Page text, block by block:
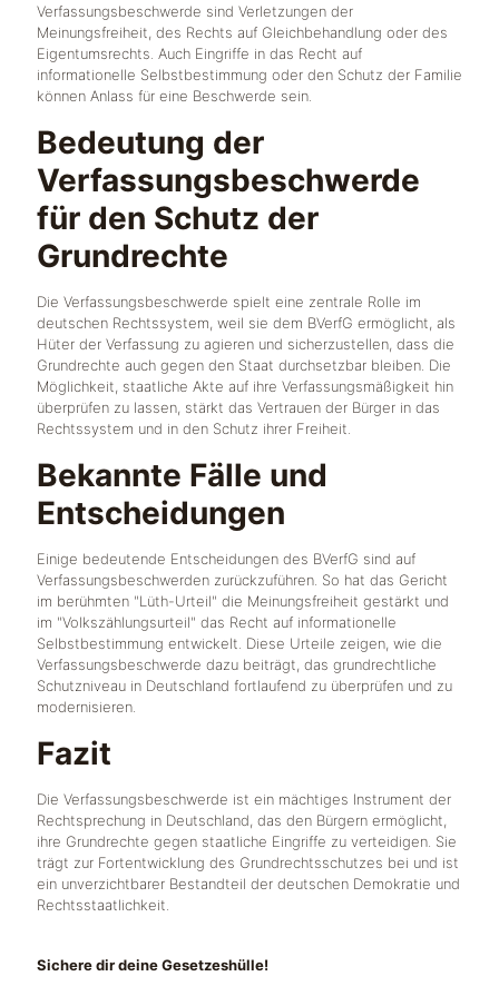
Verfassungsbeschwerde sind Verletzungen der
Meinungsfreiheit, des Rechts auf Gleichbehandlung oder des
Eigentumsrechts. Auch Eingriffe in das Recht auf
informationelle Selbstbestimmung oder den Schutz der Familie
können Anlass für eine Beschwerde sein.
Bedeutung der
Verfassungsbeschwerde
für den Schutz der
Grundrechte
Die Verfassungsbeschwerde spielt eine zentrale Rolle im
deutschen Rechtssystem, weil sie dem BVerfG ermöglicht, als
Hüter der Verfassung zu agieren und sicherzustellen, dass die
Grundrechte auch gegen den Staat durchsetzbar bleiben. Die
Möglichkeit, staatliche Akte auf ihre Verfassungsmäßigkeit hin
überprüfen zu lassen, stärkt das Vertrauen der Bürger in das
Rechtssystem und in den Schutz ihrer Freiheit.
Bekannte Fälle und
Entscheidungen
Einige bedeutende Entscheidungen des BVerfG sind auf
Verfassungsbeschwerden zurückzuführen. So hat das Gericht
im berühmten "Lüth-Urteil" die Meinungsfreiheit gestärkt und
im "Volkszählungsurteil" das Recht auf informationelle
Selbstbestimmung entwickelt. Diese Urteile zeigen, wie die
Verfassungsbeschwerde dazu beiträgt, das grundrechtliche
Schutzniveau in Deutschland fortlaufend zu überprüfen und zu
modernisieren.
Fazit
Die Verfassungsbeschwerde ist ein mächtiges Instrument der
Rechtsprechung in Deutschland, das den Bürgern ermöglicht,
ihre Grundrechte gegen staatliche Eingriffe zu verteidigen. Sie
trägt zur Fortentwicklung des Grundrechtsschutzes bei und ist
ein unverzichtbarer Bestandteil der deutschen Demokratie und
Rechtsstaatlichkeit.
Sichere dir deine Gesetzeshülle!